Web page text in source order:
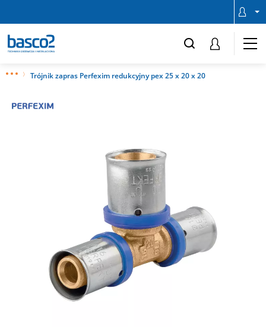
Trójnik zapras Perfexim redukcyjny pex 25 x 20 x 20